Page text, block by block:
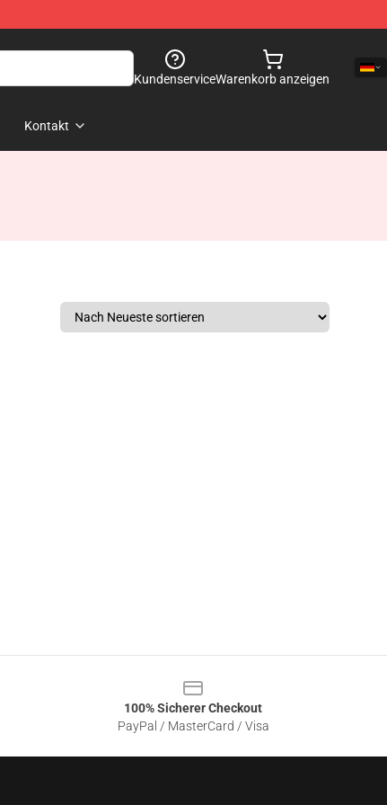
KundenserviceWarenkorb anzeigen
Kontakt
100% Sicherer Checkout
PayPal / MasterCard / Visa